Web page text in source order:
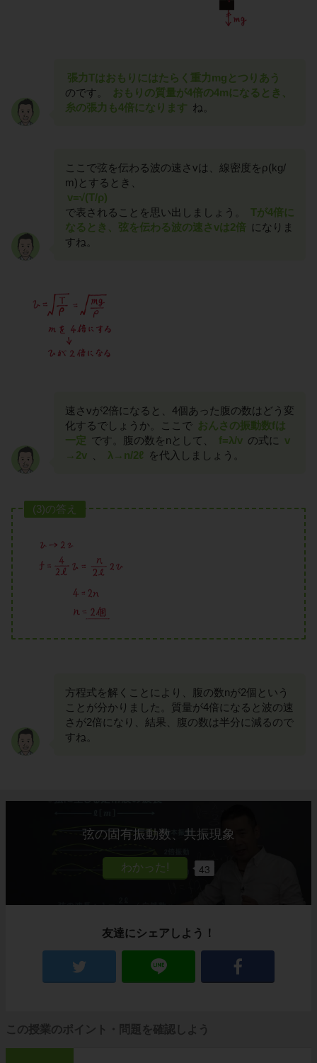
張力Tはおもりにはたらく重力mgとつりあう
のです。
おもりの質量が4倍の4mになるとき、
糸の張力も4倍になります ね。
ここで弦を伝わる波の速さvは、線密度をρ(kg/
m)とするとき、
v=√(T/ρ)
で表されることを思い出しましょう。
Tが4倍に
なるとき、弦を伝わる波の速さvは2倍 になりま
すね。
速さvが2倍になると、4個あった腹の数はどう変
化するでしょうか。ここで おんさの振動数fは
一定 です。腹の数をnとして、 f=λ/v の式に v
→2v
λ→n/2ℓ を代入しましょう。
(3)の答え
方程式を解くことにより、腹の数nが2個という
ことが分かりました。質量が4倍になると波の速
さが2倍になり、結果、腹の数は半分に減るので
すね。
弦の固有振動数、共振現象
43
友達にシェアしよう！
この授業のポイント・問題を確認しよう